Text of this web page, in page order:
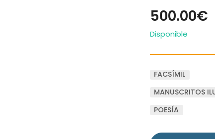
500.00€
Disponible
FACSÍMIL
MANUSCRITOS
POESÍA